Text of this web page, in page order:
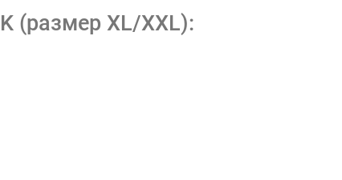
(размер XL/XXL):